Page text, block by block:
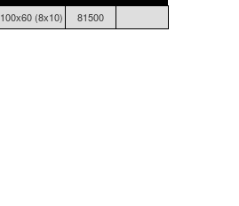
100х60 (8х10) 81500